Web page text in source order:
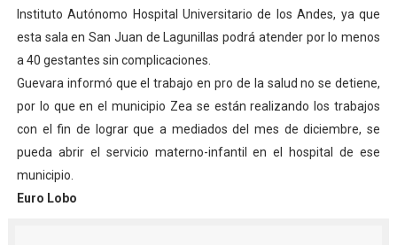
Instituto Autónomo Hospital Universitario de los Andes, ya que
esta sala en San Juan de Lagunillas podrá atender por lo menos
a 40 gestantes sin complicaciones.
Guevara informó que el trabajo en pro de la salud no se detiene,
por lo que en el municipio Zea se están realizando los trabajos
con el fin de lograr que a mediados del mes de diciembre, se
pueda abrir el servicio materno-infantil en el hospital de ese
municipio.
Euro Lobo